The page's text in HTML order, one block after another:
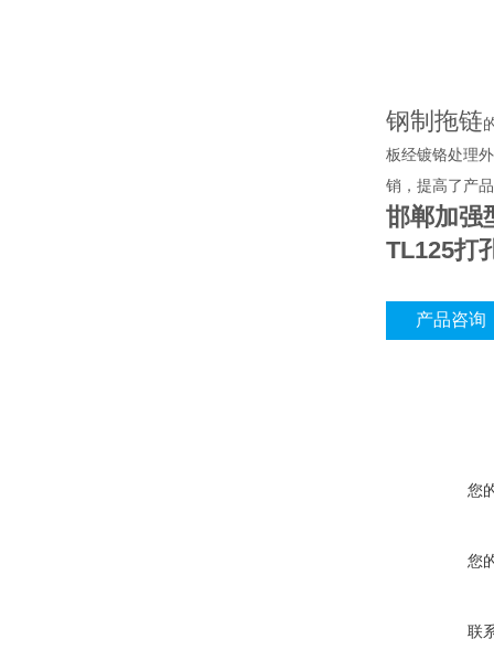
钢制拖链
板经镀铬处理
销，提高了产
邯郸加强
TL125打
产品咨询
您
您
联